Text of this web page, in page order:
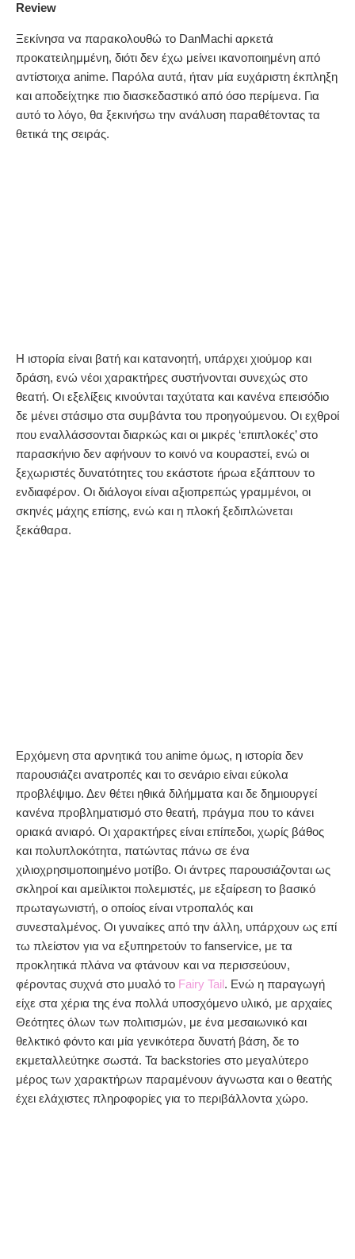
Review
Ξεκίνησα να παρακολουθώ το DanMachi αρκετά
προκατειλημμένη, διότι δεν έχω μείνει ικανοποιημένη από
αντίστοιχα anime. Παρόλα αυτά, ήταν μία ευχάριστη έκπληξη
και αποδείχτηκε πιο διασκεδαστικό από όσο περίμενα. Για
αυτό το λόγο, θα ξεκινήσω την ανάλυση παραθέτοντας τα
θετικά της σειράς.
Η ιστορία είναι βατή και κατανοητή, υπάρχει χιούμορ και
δράση, ενώ νέοι χαρακτήρες συστήνονται συνεχώς στο
θεατή. Οι εξελίξεις κινούνται ταχύτατα και κανένα επεισόδιο
δε μένει στάσιμο στα συμβάντα του προηγούμενου. Οι εχθροί
που εναλλάσσονται διαρκώς και οι μικρές ‘επιπλοκές’ στο
παρασκήνιο δεν αφήνουν το κοινό να κουραστεί, ενώ οι
ξεχωριστές δυνατότητες του εκάστοτε ήρωα εξάπτουν το
ενδιαφέρον. Οι διάλογοι είναι αξιοπρεπώς γραμμένοι, οι
σκηνές μάχης επίσης, ενώ και η πλοκή ξεδιπλώνεται
ξεκάθαρα.
Ερχόμενη στα αρνητικά του anime όμως, η ιστορία δεν
παρουσιάζει ανατροπές και το σενάριο είναι εύκολα
προβλέψιμο. Δεν θέτει ηθικά διλήμματα και δε δημιουργεί
κανένα προβληματισμό στο θεατή, πράγμα που το κάνει
οριακά ανιαρό. Οι χαρακτήρες είναι επίπεδοι, χωρίς βάθος
και πολυπλοκότητα, πατώντας πάνω σε ένα
χιλιοχρησιμοποιημένο μοτίβο. Οι άντρες παρουσιάζονται ως
σκληροί και αμείλικτοι πολεμιστές, με εξαίρεση το βασικό
πρωταγωνιστή, ο οποίος είναι ντροπαλός και
συνεσταλμένος. Οι γυναίκες από την άλλη, υπάρχουν ως επί
τω πλείστον για να εξυπηρετούν το fanservice, με τα
προκλητικά πλάνα να φτάνουν και να περισσεύουν,
φέροντας συχνά στο μυαλό το Fairy Tail. Ενώ η παραγωγή
είχε στα χέρια της ένα πολλά υποσχόμενο υλικό, με αρχαίες
Θεότητες όλων των πολιτισμών, με ένα μεσαιωνικό και
θελκτικό φόντο και μία γενικότερα δυνατή βάση, δε το
εκμεταλλεύτηκε σωστά. Τα backstories στο μεγαλύτερο
μέρος των χαρακτήρων παραμένουν άγνωστα και ο θεατής
έχει ελάχιστες πληροφορίες για το περιβάλλοντα χώρο.